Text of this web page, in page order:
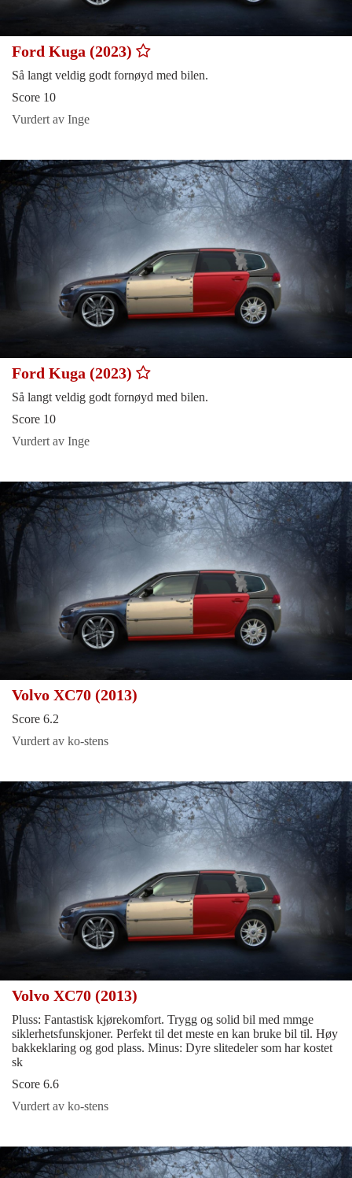
Ford Kuga (2023)
Så langt veldig godt fornøyd med bilen.
Score 10
Vurdert av Inge
Ford Kuga (2023)
Så langt veldig godt fornøyd med bilen.
Score 10
Vurdert av Inge
Volvo XC70 (2013)
Score 6.2
Vurdert av ko-stens
Volvo XC70 (2013)
Pluss: Fantastisk kjørekomfort. Trygg og solid bil med mmge
siklerhetsfunskjoner. Perfekt til det meste en kan bruke bil til. Høy
bakkeklaring og god plass. Minus: Dyre slitedeler som har kostet
sk
Score 6.6
Vurdert av ko-stens